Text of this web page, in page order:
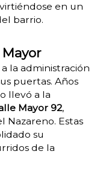
en un
barrio.
la administración
puertas. Años
llevó a la
Mayor 92,
Nazareno. Estas
su
de la